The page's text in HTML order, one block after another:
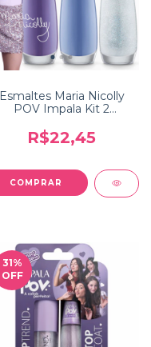
Esmaltes Maria Nicolly
POV Impala Kit 2
R$22,45
31%
OFF